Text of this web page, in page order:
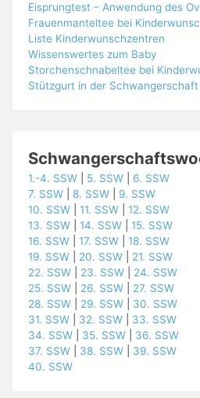
Eisprungtest – Anwendung des
Frauenmanteltee bei
Liste Kinderwunschzentren
Wissenswertes zum Baby
Storchenschnabeltee bei
Stützgurt in der Schwangerschaft
1.-4. SSW 5. SSW
6. SSW
7. SSW
8. SSW
9. SSW
10. SSW |11. SSW |12. SSW
13. SSW |14. SSW |15. SSW
16. SSW |17. SSW |18. SSW
19. SSW
20. SSW
21. SSW
22. SSW
23. SSW
24. SSW
25. SSW
26. SSW
27. SSW
28. SSW
29. SSW
30. SSW
31. SSW
32. SSW
33. SSW
34. SSW
35. SSW
36. SSW
37. SSW
38. SSW
39. SSW
40. SSW